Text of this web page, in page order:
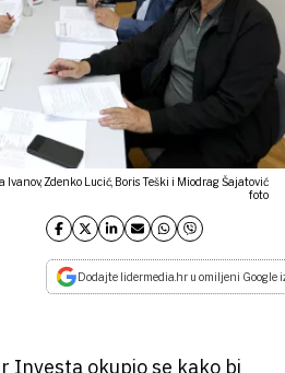
Zdenko Lucić, Boris Teški i Miodrag Šajatović
foto
Dodajte lidermedia.hr u omiljeni Google
Investa okupio se kako bi